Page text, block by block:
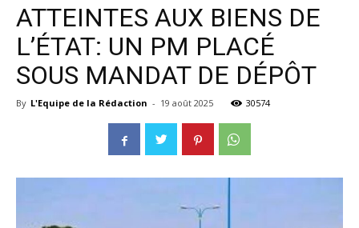
ATTEINTES AUX BIENS DE
L’ÉTAT: UN PM PLACÉ
SOUS MANDAT DE DÉPÔT
By L'Equipe de la Rédaction - 19 août 2025 30574